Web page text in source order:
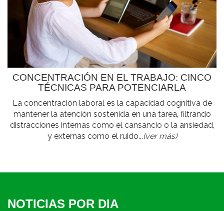
CONCENTRACIÓN EN EL TRABAJO: CINCO
TÉCNICAS PARA POTENCIARLA
La concentración laboral es la capacidad cognitiva de
mantener la atención sostenida en una tarea, filtrando
distracciones internas como el cansancio o la ansiedad,
y externas como el ruido...(ver más)
NOTICIAS POR DIA